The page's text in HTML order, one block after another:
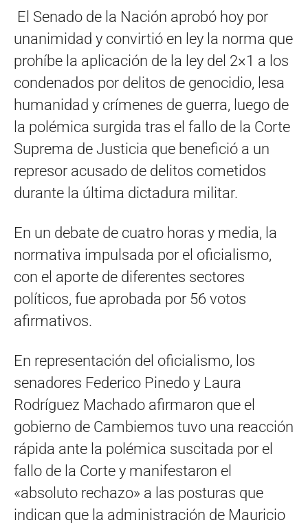
El Senado de la Nación aprobó hoy por
unanimidad y convirtió en ley la norma que
prohíbe la aplicación de la ley del 2×1 a los
condenados por delitos de genocidio, lesa
humanidad y crímenes de guerra, luego de
la polémica surgida tras el fallo de la Corte
Suprema de Justicia que benefició a un
represor acusado de delitos cometidos
durante la última dictadura militar.
En un debate de cuatro horas y media, la
normativa impulsada por el oficialismo,
con el aporte de diferentes sectores
políticos, fue aprobada por 56 votos
afirmativos.
En representación del oficialismo, los
senadores Federico Pinedo y Laura
Rodríguez Machado afirmaron que el
gobierno de Cambiemos tuvo una reacción
rápida ante la polémica suscitada por el
fallo de la Corte y manifestaron el
«absoluto rechazo» a las posturas que
indican que la administración de Mauricio